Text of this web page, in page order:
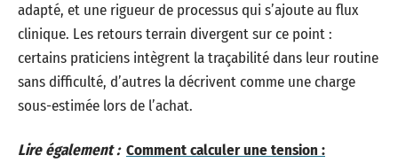
adapté, et une rigueur de processus qui s’ajoute au flux
clinique. Les retours terrain divergent sur ce point :
certains praticiens intègrent la traçabilité dans leur routine
sans difficulté, d’autres la décrivent comme une charge
sous-estimée lors de l’achat.
Lire également : Comment calculer une tension :